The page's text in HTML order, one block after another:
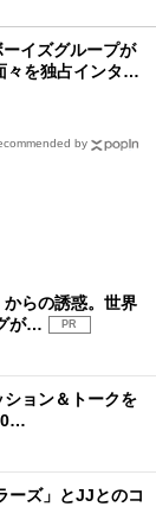
ーイズグループが
々を独占インタビ
by
からの誘惑。世界
が…
PR
ョン＆トークを
ーズ」とJJとのコ